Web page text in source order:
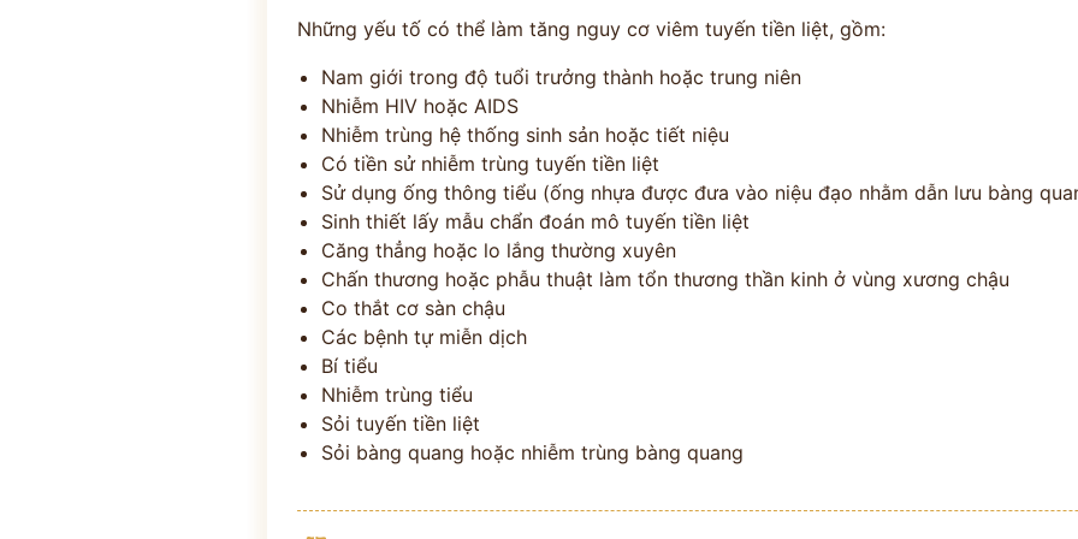
Những yếu tố có thể làm tăng nguy cơ viêm tuyến tiền liệt, gồm:
Nam giới trong độ tuổi trưởng thành hoặc trung niên
Nhiễm HIV hoặc AIDS
Nhiễm trùng hệ thống sinh sản hoặc tiết niệu
Có tiền sử nhiễm trùng tuyến tiền liệt
Sử dụng ống thông tiểu (ống nhựa được đưa vào niệu đạo nhằm dẫn lưu bàng
Sinh thiết lấy mẫu chẩn đoán mô tuyến tiền liệt
Căng thẳng hoặc lo lắng thường xuyên
Chấn thương hoặc phẫu thuật làm tổn thương thần kinh ở vùng xương chậu
Co thắt cơ sàn chậu
Các bệnh tự miễn dịch
Bí tiểu
Nhiễm trùng tiểu
Sỏi tuyến tiền liệt
Sỏi bàng quang hoặc nhiễm trùng bàng quang